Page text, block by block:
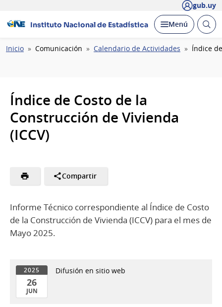
gub.uy
Instituto Nacional de Estadística Desplegar
Menú Abrir
Ruta
Inicio Comunicación Calendario de Actividades Índice
Índice de Costo de la
Construcción de Vivienda
(ICCV)
Compartir
Informe Técnico correspondiente al Índice de Costo
de la Construcción de Vivienda (ICCV) para el mes de
Mayo 2025.
2025
26
JUN
Difusión en sitio web